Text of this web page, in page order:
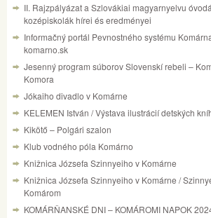
II. Rajzpályázat a Szlovákiai magyarnyelvu
kozépiskolák hírei és eredményei
Informačný portál Pevnostného systému
komarno.sk
Jesenný program súborov Slovenskí rebeli –
Komora
Jókaiho divadlo v Komárne
KELEMEN István / Výstava ilustrácií detských
Kikötő – Polgári szalon
Klub vodného póla Komárno
Knižnica Józsefa Szinnyeiho v Komárne
Knižnica Józsefa Szinnyeiho v Komárne /
Komárom
KOMÁRŇANSKÉ DNI – KOMÁROMI NAPOK